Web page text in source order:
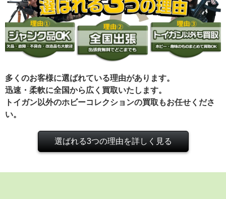
迅速・柔軟に全国から広く買取いたします。
トイガン以外のホビーコレクションの買取もお任せくださ
い。
選ばれる3つの理由を詳しく見る